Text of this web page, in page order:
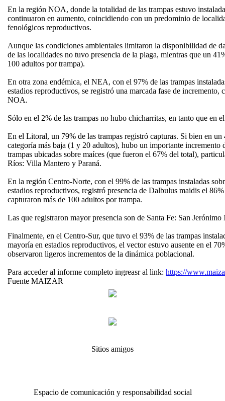
En la región NOA, donde la totalidad de las trampas estuvo
continuaron en aumento, coincidiendo con un predominio de
fenológicos reproductivos.
Aunque las condiciones ambientales limitaron la disponibilidad de
de las localidades no tuvo presencia de la plaga, mientras que un
100 adultos por trampa).
En otra zona endémica, el NEA, con el 97% de las trampas
estadios reproductivos, se registró una marcada fase de incremento,
NOA.
Sólo en el 2% de las trampas no hubo chicharritas, en tanto que en
En el Litoral, un 79% de las trampas registró capturas. Si bien en
categoría más baja (1 y 20 adultos), hubo un importante incremento
trampas ubicadas sobre maíces (que fueron el 67% del total),
Ríos: Villa Mantero y Paraná.
En la región Centro-Norte, con el 99% de las trampas instaladas
estadios reproductivos, registró presencia de Dalbulus maidis el
capturaron más de 100 adultos por trampa.
Las que registraron mayor presencia son de Santa Fe: San
Finalmente, en el Centro-Sur, que tuvo el 93% de las trampas
mayoría en estadios reproductivos, el vector estuvo ausente en el
observaron ligeros incrementos de la dinámica poblacional.
Para acceder al informe completo ingreasr al link: https://
Fuente MAIZAR
Sitios amigos
Espacio de comunicación y responsabilidad social